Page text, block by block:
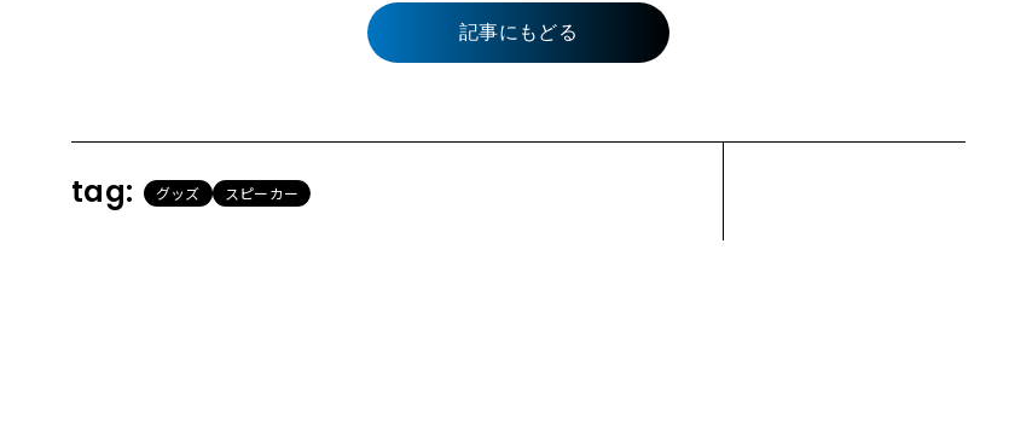
記事にもどる
tag: グッズ スピーカー